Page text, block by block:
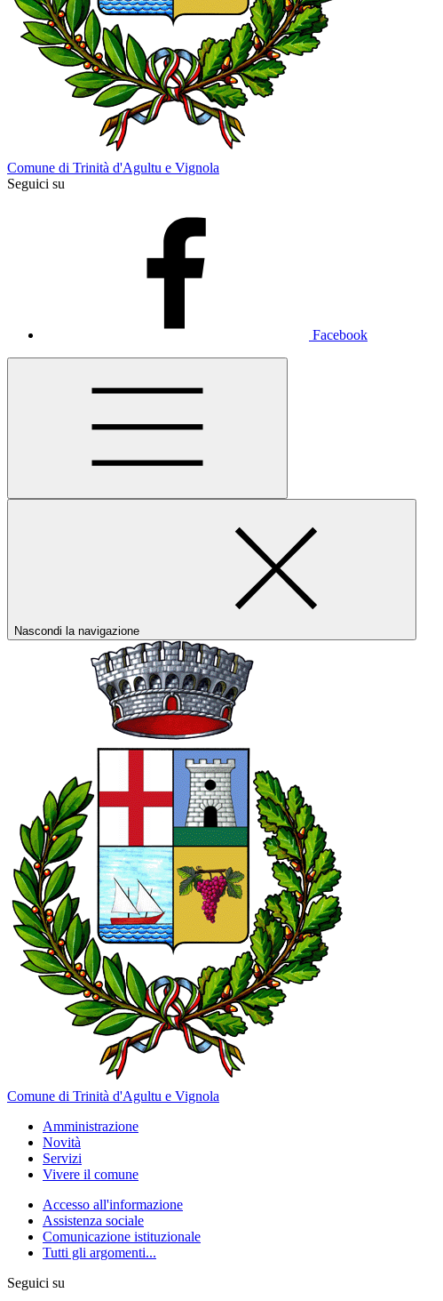
Comune di Trinità d'Agultu e Vignola
Seguici su
Facebook
Nascondi la navigazione
Comune di Trinità d'Agultu e Vignola
Amministrazione
Novità
Servizi
Vivere il comune
Accesso all'informazione
Assistenza sociale
Comunicazione istituzionale
Tutti gli argomenti...
Seguici su